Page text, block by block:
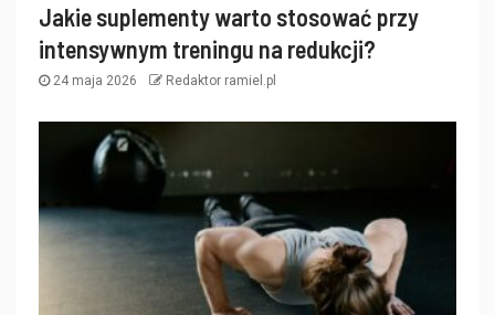
Jakie suplementy warto stosować przy
intensywnym treningu na redukcji?
24 maja 2026 Redaktor ramiel.pl